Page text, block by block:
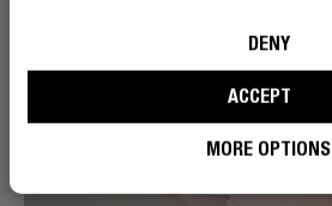
DENY
ACCEPT
MORE OPTIONS